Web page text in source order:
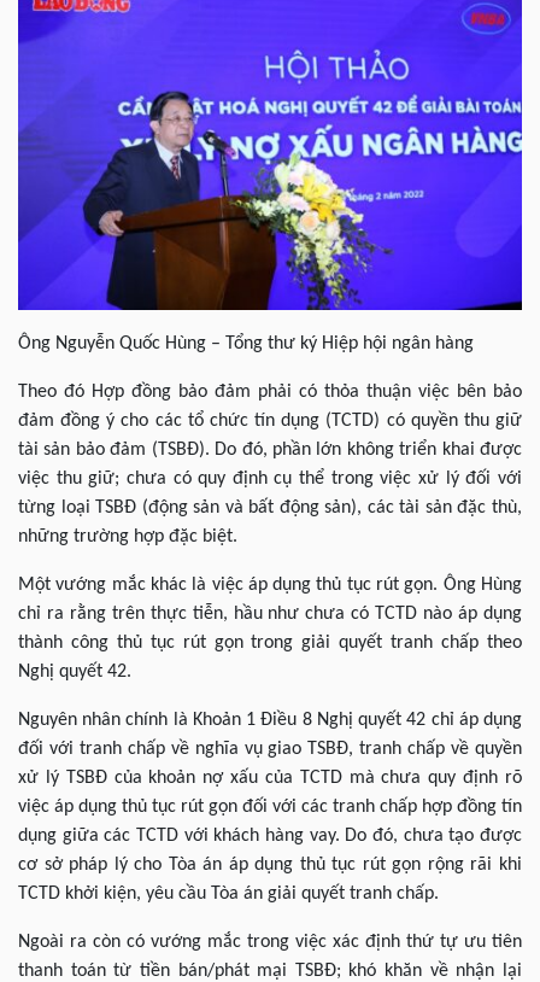
Ông Nguyễn Quốc Hùng – Tổng thư ký Hiệp hội ngân hàng
Theo đó Hợp đồng bảo đảm phải có thỏa thuận việc bên bảo
đảm đồng ý cho các tổ chức tín dụng (TCTD) có quyền thu giữ
tài sản bảo đảm (TSBĐ). Do đó, phần lớn không triển khai được
việc thu giữ; chưa có quy định cụ thể trong việc xử lý đối với
từng loại TSBĐ (động sản và bất động sản), các tài sản đặc thù,
những trường hợp đặc biệt.
Một vướng mắc khác là việc áp dụng thủ tục rút gọn. Ông Hùng
chỉ ra rằng trên thực tiễn, hầu như chưa có TCTD nào áp dụng
thành công thủ tục rút gọn trong giải quyết tranh chấp theo
Nghị quyết 42.
Nguyên nhân chính là Khoản 1 Điều 8 Nghị quyết 42 chỉ áp dụng
đối với tranh chấp về nghĩa vụ giao TSBĐ, tranh chấp về quyền
xử lý TSBĐ của khoản nợ xấu của TCTD mà chưa quy định rõ
việc áp dụng thủ tục rút gọn đối với các tranh chấp hợp đồng tín
dụng giữa các TCTD với khách hàng vay. Do đó, chưa tạo được
cơ sở pháp lý cho Tòa án áp dụng thủ tục rút gọn rộng rãi khi
TCTD khởi kiện, yêu cầu Tòa án giải quyết tranh chấp.
Ngoài ra còn có vướng mắc trong việc xác định thứ tự ưu tiên
thanh toán từ tiền bán/phát mại TSBĐ; khó khăn về nhận lại